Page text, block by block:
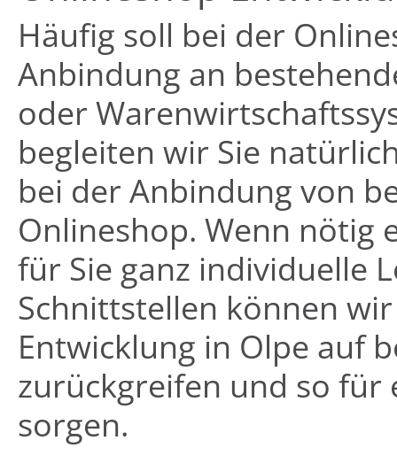
Häufig soll bei der
Anbindung an
oder
begleiten wir Sie
bei der Anbindung von
Onlineshop. Wenn nötig
für Sie ganz individuelle
Schnittstellen können
Entwicklung in Olpe auf
zurückgreifen und so für
sorgen.